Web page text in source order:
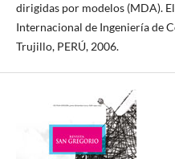
dirigidas por modelos (MDA).
Internacional de Ingeniería de
Trujillo, PERÚ, 2006.